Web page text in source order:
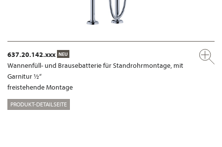
637.20.142.xxx NEU
Wannenfüll- und Brausebatterie für Standrohrmontage, mit
Garnitur ½“
freistehende Montage
PRODUKT-DETAILSEITE